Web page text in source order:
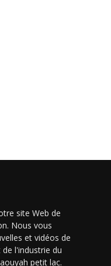
site Web de
Nous vous
et vidéos de
l'industrie du
petit lac.